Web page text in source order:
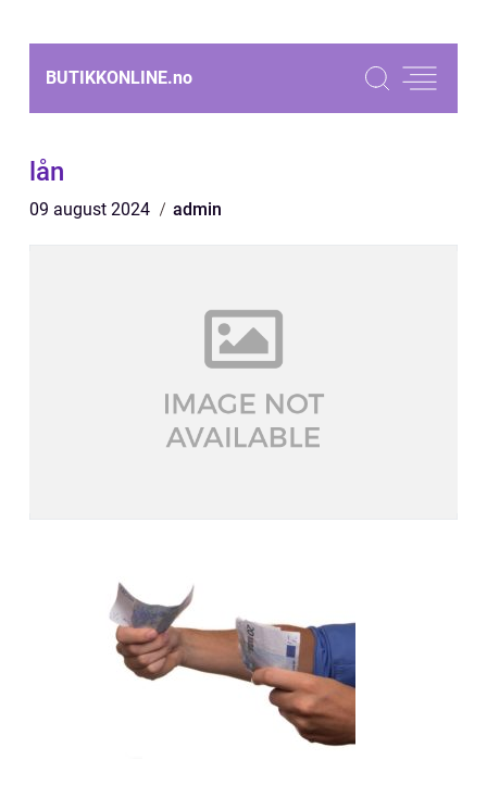
BUTIKKONLINE.no
lån
09 august 2024 admin